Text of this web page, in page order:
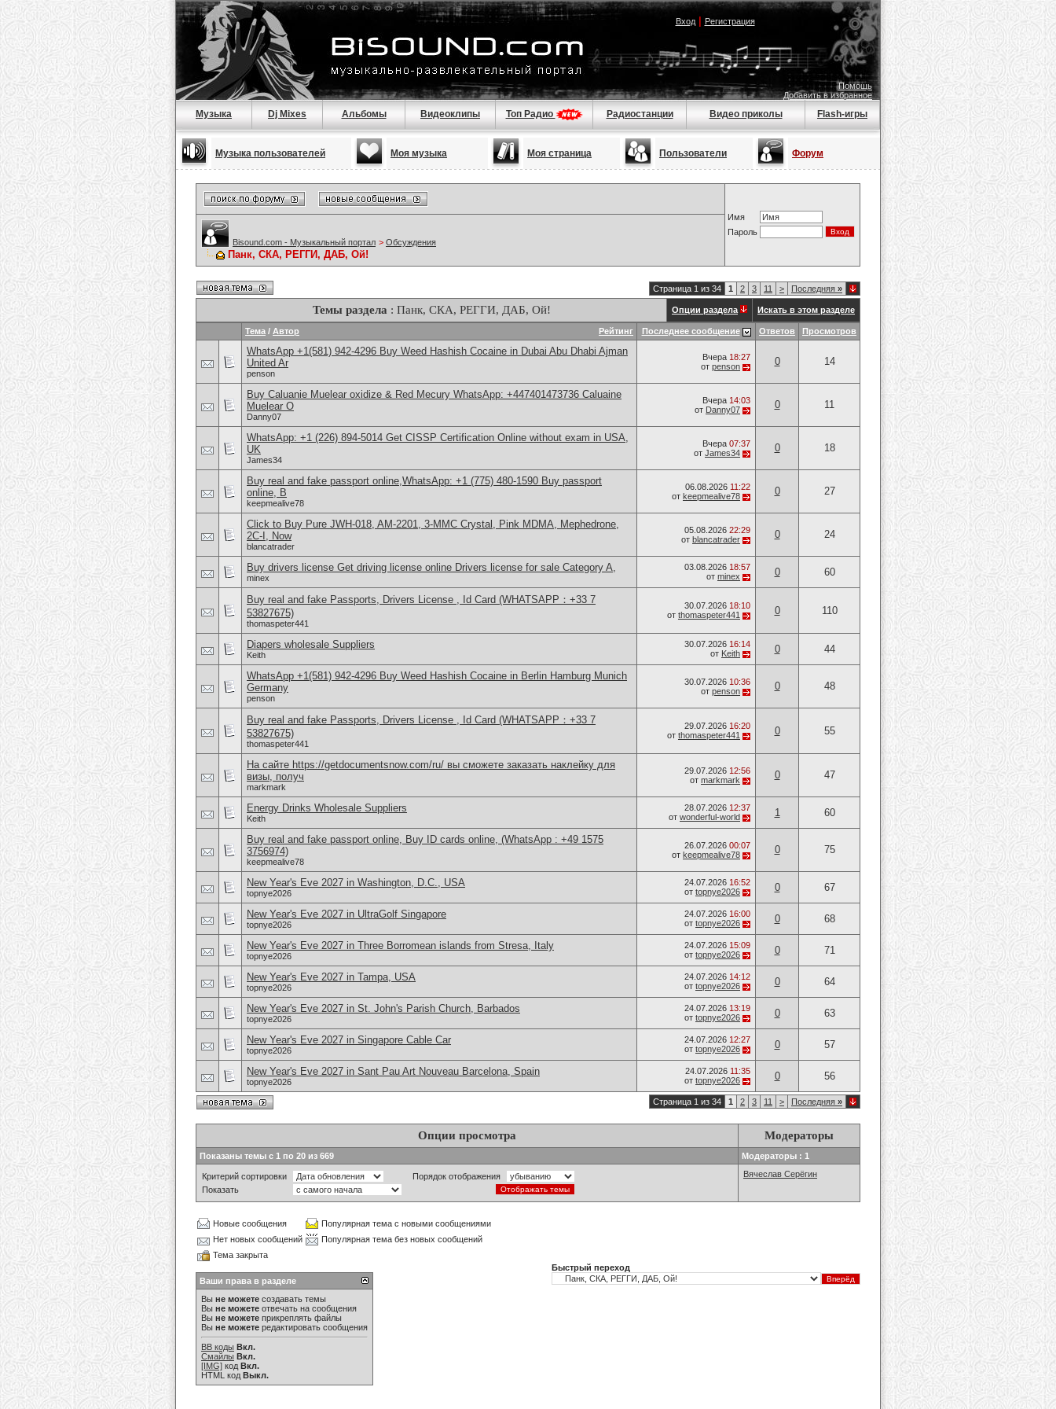
Вход| Регистрация
Помощь
Добавить в избранное
Музыка Dj Mixes Альбомы Видеоклипы Топ Радио Радиостанции Видео приколы Flash-игры
Музыка пользователей Моя музыка Моя страница Пользователи Форум
Имя
Пароль
Bisound.com - Музыкальный портал > Обсуждения
Панк, СКА, РЕГГИ, ДАБ, Ой!
Страница 1 из 34 1 2 3 11 > Последняя »
Темы раздела : Панк, СКА, РЕГГИ, ДАБ, Ой! Опции раздела Искать в этом разделе
Рейтинг
Тема / Автор Последнее сообщение Ответов Просмотров
WhatsApp +1(581) 942-4296 Buy Weed Hashish Cocaine in Dubai Abu Dhabi Ajman
United Ar
penson
Вчера 18:27
от penson 0 14
Buy Caluanie Muelear oxidize & Red Mecury WhatsApp: +447401473736 Caluaine
Muelear O
Danny07
Вчера 14:03
от Danny07 0 11
WhatsApp: +1 (226) 894-5014​ Get CISSP Certification Online without exam in USA,
UK
James34
Вчера 07:37
от James34 0 18
Buy real and fake passport online,WhatsApp: +1 (775) 480-1590 Buy passport
online, B
keepmealive78
06.08.2026 11:22
от keepmealive78 0 27
Click to Buy Pure JWH-018, AM-2201, 3-MMC Crystal, Pink MDMA, Mephedrone,
2C-I, Now
blancatrader
05.08.2026 22:29
от blancatrader 0 24
Buy drivers license Get driving license online Drivers license for sale Category A,
minex
03.08.2026 18:57
от minex 0 60
Buy real and fake Passports, Drivers License , Id Card (WHATSAPP：+33 7
53827675)
thomaspeter441
30.07.2026 18:10
от thomaspeter441 0 110
Diapers wholesale Suppliers
Keith
30.07.2026 16:14
от Keith 0 44
WhatsApp +1(581) 942-4296 Buy Weed Hashish Cocaine in Berlin Hamburg Munich
Germany
penson
30.07.2026 10:36
от penson 0 48
Buy real and fake Passports, Drivers License , Id Card (WHATSAPP：+33 7
53827675)
thomaspeter441
29.07.2026 16:20
от thomaspeter441 0 55
На сайте https://getdocumentsnow.com/ru/ вы сможете заказать наклейку для
визы, получ
markmark
29.07.2026 12:56
от markmark 0 47
Energy Drinks Wholesale Suppliers
Keith
28.07.2026 12:37
от wonderful-world 1 60
Buy real and fake passport online, Buy ID cards online, (WhatsApp : +49 1575
3756974)
keepmealive78
26.07.2026 00:07
от keepmealive78 0 75
New Year's Eve 2027 in Washington, D.C., USA
topnye2026
24.07.2026 16:52
от topnye2026 0 67
New Year's Eve 2027 in UltraGolf Singapore
topnye2026
24.07.2026 16:00
от topnye2026 0 68
New Year's Eve 2027 in Three Borromean islands from Stresa, Italy
topnye2026
24.07.2026 15:09
от topnye2026 0 71
New Year's Eve 2027 in Tampa, USA
topnye2026
24.07.2026 14:12
от topnye2026 0 64
New Year's Eve 2027 in St. John's Parish Church, Barbados
topnye2026
24.07.2026 13:19
от topnye2026 0 63
New Year's Eve 2027 in Singapore Cable Car
topnye2026
24.07.2026 12:27
от topnye2026 0 57
New Year's Eve 2027 in Sant Pau Art Nouveau Barcelona, Spain
topnye2026
24.07.2026 11:35
от topnye2026 0 56
Страница 1 из 34 1 2 3 11 > Последняя »
Опции просмотра Модераторы
Показаны темы с 1 по 20 из 669 Модераторы : 1
Критерий сортировки
Порядок отображения
Показать
Вячеслав Серёгин
Новые сообщения
Популярная тема с новыми сообщениями
Нет новых сообщений
Популярная тема без новых сообщений
Тема закрыта
Ваши права в разделе
Вы не можете создавать темы
Вы не можете отвечать на сообщения
Вы не можете прикреплять файлы
Вы не можете редактировать сообщения
BB коды Вкл.
Смайлы Вкл.
[IMG] код Вкл.
HTML код Выкл.
Быстрый переход